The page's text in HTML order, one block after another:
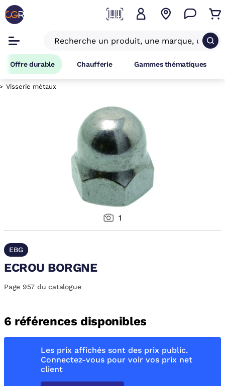
Offre durable Chaufferie Gammes thématiques
Visserie métaux
1
EBG
ECROU BORGNE
Page 957 du catalogue
6 références disponibles
Les prix affichés sont des prix public.
Connectez-vous pour voir vos prix net
client